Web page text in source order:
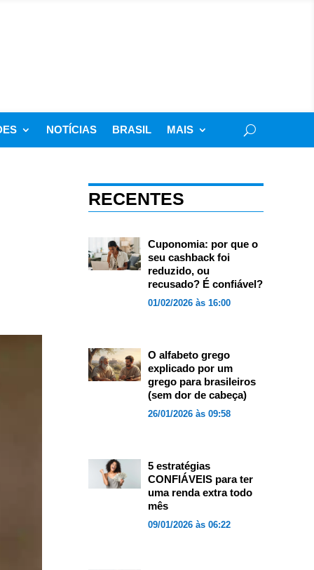
NOTÍCIAS BRASIL MAIS
RECENTES
Cuponomia: por que o
seu cashback foi
reduzido, ou
recusado? É confiável?
01/02/2026 às 16:00
O alfabeto grego
explicado por um
grego para brasileiros
(sem dor de cabeça)
26/01/2026 às 09:58
5 estratégias
CONFIÁVEIS para ter
uma renda extra todo
mês
09/01/2026 às 06:22